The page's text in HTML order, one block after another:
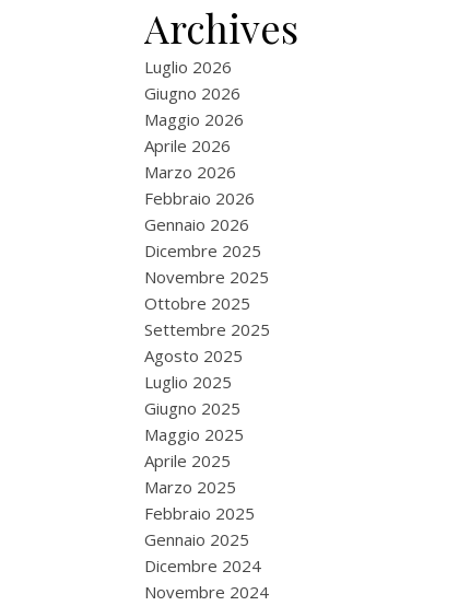
Archives
Luglio 2026
Giugno 2026
Maggio 2026
Aprile 2026
Marzo 2026
Febbraio 2026
Gennaio 2026
Dicembre 2025
Novembre 2025
Ottobre 2025
Settembre 2025
Agosto 2025
Luglio 2025
Giugno 2025
Maggio 2025
Aprile 2025
Marzo 2025
Febbraio 2025
Gennaio 2025
Dicembre 2024
Novembre 2024